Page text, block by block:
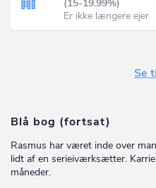
(15-19.99%)
Er ikke længere ejer
Se
Blå bog (fortsat)
Rasmus har været inde over
lidt af en serieiværksætter.
måneder.